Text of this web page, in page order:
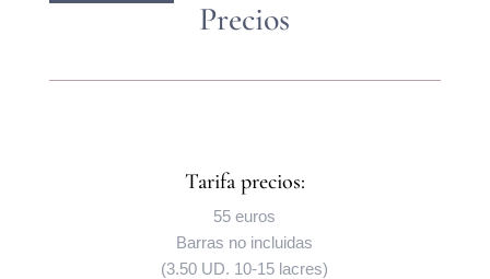
Precios
Tarifa precios:
55 euros
Barras no incluidas
(3.50 UD. 10-15 lacres)